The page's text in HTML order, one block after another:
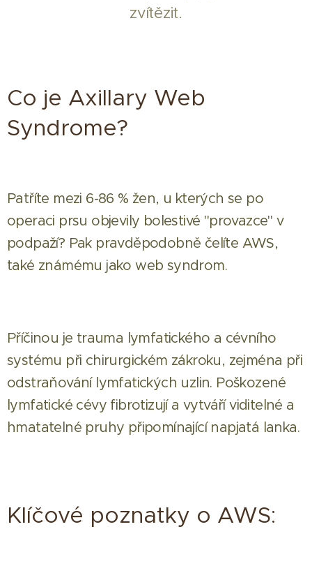
zvítězit.
Co je Axillary Web
Syndrome?
Patříte mezi 6-86 % žen, u kterých se po
operaci prsu objevily bolestivé "provazce" v
podpaží? Pak pravděpodobně čelíte AWS,
také známému jako web syndrom.
Příčinou je trauma lymfatického a cévního
systému při chirurgickém zákroku, zejména při
odstraňování lymfatických uzlin. Poškozené
lymfatické cévy fibrotizují a vytváří viditelné a
hmatatelné pruhy připomínající napjatá lanka.
Klíčové poznatky o AWS: